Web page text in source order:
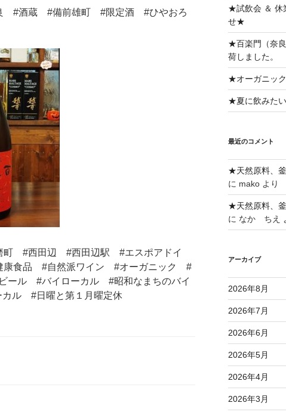
#酒蔵 #備前雄町 #限定酒 #ひやおろ
町 #西田辺 #西田辺駅 #エスポアドイ
食品 #自然派ワイン #オーガニック #
ール #バイローカル #昭和なまちのバイ
ル #日曜と第１月曜定休
★試飲会 ＆ 休
せ★
★百楽門（奈
荷しました。
★オーガニッ
★夏に飲みた
最近のコメント
★天然原料、
に makoより
★天然原料、
に なか ちえ
アーカイブ
2026年8月
2026年7月
2026年6月
2026年5月
2026年4月
2026年3月